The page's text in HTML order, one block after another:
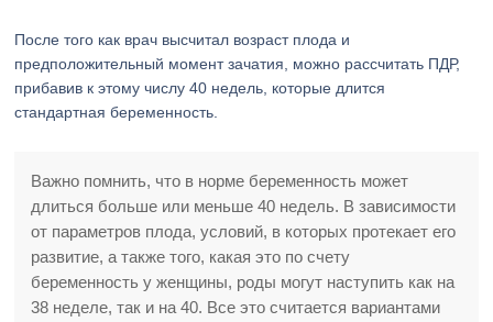
После того как врач высчитал возраст плода и
предположительный момент зачатия, можно рассчитать ПДР,
прибавив к этому числу 40 недель, которые длится
стандартная беременность.
Важно помнить, что в норме беременность может
длиться больше или меньше 40 недель. В зависимости
от параметров плода, условий, в которых протекает его
развитие, а также того, какая это по счету
беременность у женщины, роды могут наступить как на
38 неделе, так и на 40. Все это считается вариантами